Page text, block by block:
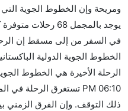
الطريق،
هل توفر شركات الطيران
كثير من خطوط طيران
إضافية للنوم.
هل يمكنني حمل طعامي
نعم، يمكنك حمل طعامك
يوجد بالمجمل 68
في السفر من إلى مسقط إن
الرحلة الأخيرة هي الخطوط الجوية